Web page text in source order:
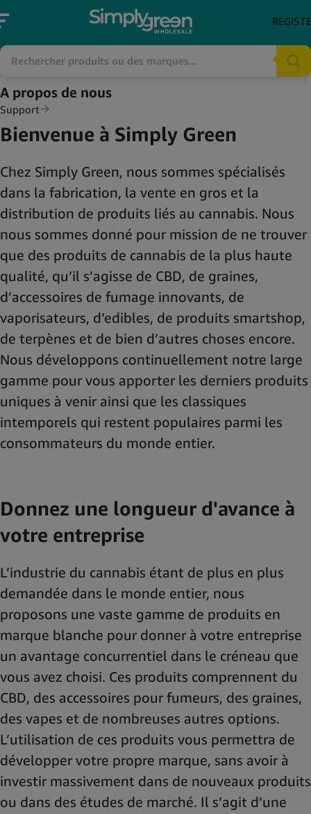
A propos de nous
Support
Bienvenue à Simply Green
Chez Simply Green, nous sommes spécialisés
dans la fabrication, la vente en gros et la
distribution de produits liés au cannabis. Nous
nous sommes donné pour mission de ne trouver
que des produits de cannabis de la plus haute
qualité, qu’il s’agisse de CBD, de graines,
d’accessoires de fumage innovants, de
vaporisateurs, d’edibles, de produits smartshop,
de terpènes et de bien d’autres choses encore.
Nous développons continuellement notre large
gamme pour vous apporter les derniers produits
uniques à venir ainsi que les classiques
intemporels qui restent populaires parmi les
consommateurs du monde entier.
Donnez une longueur d'avance à
votre entreprise
L’industrie du cannabis étant de plus en plus
demandée dans le monde entier, nous
proposons une vaste gamme de produits en
marque blanche pour donner à votre entreprise
un avantage concurrentiel dans le créneau que
vous avez choisi. Ces produits comprennent du
CBD, des accessoires pour fumeurs, des graines,
des vapes et de nombreuses autres options.
L’utilisation de ces produits vous permettra de
développer votre propre marque, sans avoir à
investir massivement dans de nouveaux produits
ou dans des études de marché. Il s’agit d’une